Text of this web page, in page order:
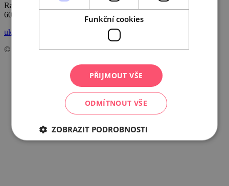
Radnická 2
60200 Brno
ukázat na mapě
© Centrála cestovního ruchu – Jižní Morava, z.s.p.o.2026
Funkční cookies
PŘIJMOUT VŠE
ODMÍTNOUT VŠE
ZOBRAZIT PODROBNOSTI